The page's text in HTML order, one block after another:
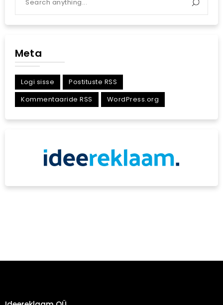
Meta
Logi sisse
Postituste RSS
Kommentaaride RSS
WordPress.org